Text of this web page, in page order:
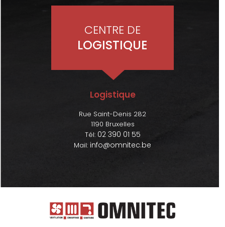
CENTRE DE
LOGISTIQUE
Logistique
Rue Saint-Denis 282
1190 Bruxelles
Tél: 02 390 01 55
Mail: info@omnitec.be